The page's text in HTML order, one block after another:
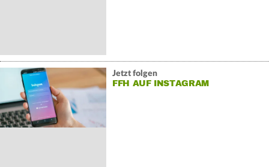
Jetzt folgen
FFH AUF INSTAGRAM